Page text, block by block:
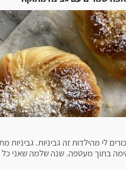
לי מהילדות זה גביניות. גביניות
בתוך מעטפה. שנה שלמה שאני